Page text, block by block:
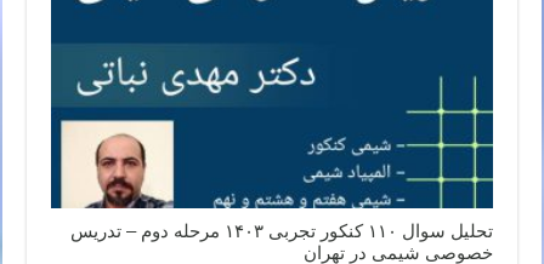
تحلیل سوال ۱۱۰ کنکور تجربی ۱۴۰۳ مرحله دوم – تدریس
خصوصی شیمی در تهران